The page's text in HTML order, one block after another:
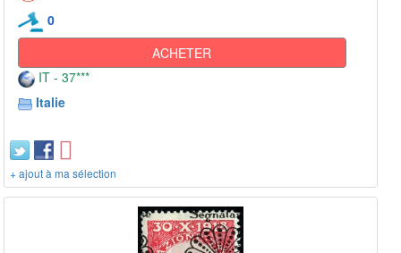
0
ACHETER
IT - 37***
Italie
+ ajout à ma sélection